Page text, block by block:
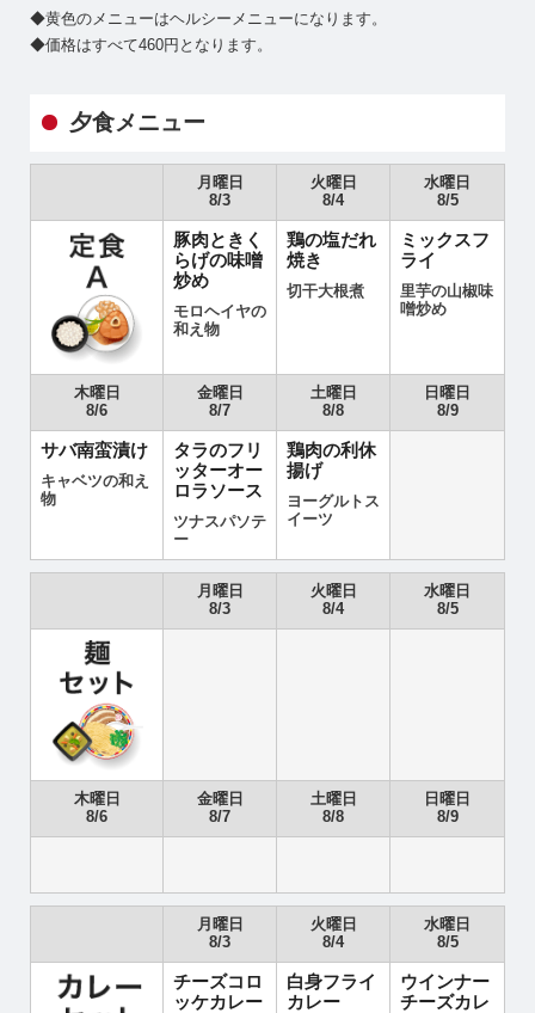
◆黄色のメニューはヘルシーメニューになります。
◆価格はすべて460円となります。
夕食メニュー
月曜日
8/3
火曜日
8/4
水曜日
8/5
豚肉ときく
らげの味噌
炒め
モロヘイヤの
和え物
鶏の塩だれ
焼き
切干大根煮
ミックスフ
ライ
里芋の山椒味
噌炒め
木曜日
8/6
金曜日
8/7
土曜日
8/8
日曜日
8/9
サバ南蛮漬け
キャベツの和え
物
タラのフリ
ッターオー
ロラソース
ツナスパソテ
ー
鶏肉の利休
揚げ
ヨーグルトス
イーツ
月曜日
8/3
火曜日
8/4
水曜日
8/5
木曜日
8/6
金曜日
8/7
土曜日
8/8
日曜日
8/9
月曜日
8/3
火曜日
8/4
水曜日
8/5
チーズコロ
ッケカレー
白身フライ
カレー
ウインナー
チーズカレ